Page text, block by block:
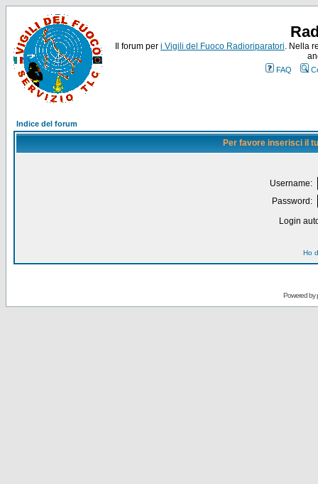
Il forum per i Vigili del Fuoco Radioriparatori. Nella
FAQ
Indice del forum
Per favore inserisci il
Username:
Password:
Login
Ho
Powered by